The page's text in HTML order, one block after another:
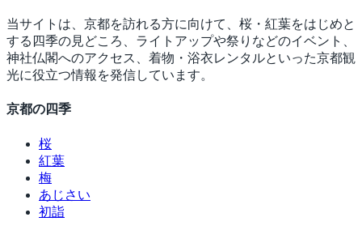
当サイトは、京都を訪れる方に向けて、桜・紅葉をはじめと
する四季の見どころ、ライトアップや祭りなどのイベント、
神社仏閣へのアクセス、着物・浴衣レンタルといった京都観
光に役立つ情報を発信しています。
京都の四季
桜
紅葉
梅
あじさい
初詣